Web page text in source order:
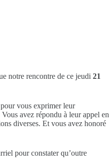
notre rencontre de ce jeudi 21
pour vous exprimer leur
avez répondu à leur appel en
diverses. Et vous avez honoré
pour constater qu’outre